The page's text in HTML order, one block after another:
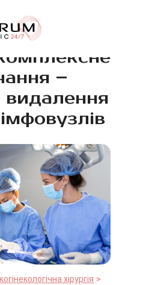
–
видалення
хірургія